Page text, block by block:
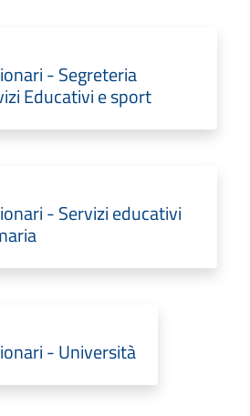
- Segreteria
Educativi e sport
- Servizi educativi
- Università